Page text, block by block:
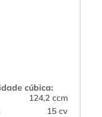
cúbica:
124,2 ccm
15 cv